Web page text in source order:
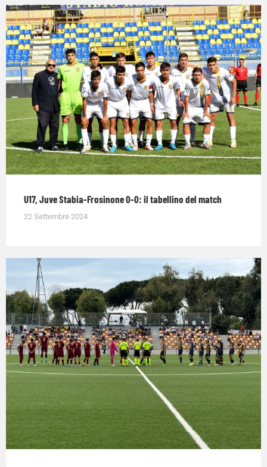
U17, Juve Stabia-Frosinone 0-0: il tabellino del match
22 Settembre 2024